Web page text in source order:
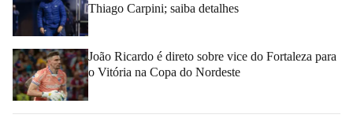
Thiago Carpini; saiba detalhes
João Ricardo é direto sobre vice do Fortaleza para
o Vitória na Copa do Nordeste